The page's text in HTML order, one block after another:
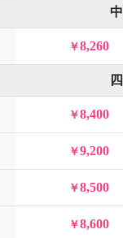
8,260
8,400
9,200
8,500
8,600